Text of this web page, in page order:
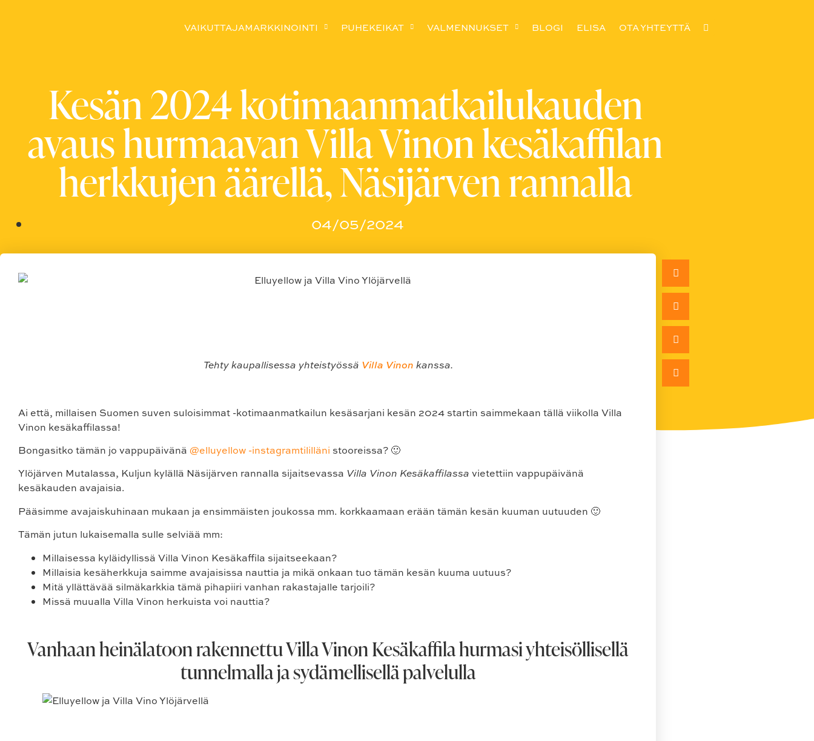
VAIKUTTAJAMARKKINOINTI PUHEKEIKAT VALMENNUKSET BLOGI ELISA OTA YHTEYTTÄ
Kesän 2024 kotimaanmatkailukauden
avaus hurmaavan Villa Vinon kesäkaffilan
herkkujen äärellä, Näsijärven rannalla
04/05/2024
Tehty kaupallisessa yhteistyössä Villa Vinon kanssa.
Ai että, millaisen Suomen suven suloisimmat -kotimaanmatkailun kesäsarjani kesän 2024 startin saimmekaan tällä viikolla Villa
Vinon kesäkaffilassa!
Bongasitko tämän jo vappupäivänä @elluyellow -instagramtililläni stooreissa? 🙂
Ylöjärven Mutalassa, Kuljun kylällä Näsijärven rannalla sijaitsevassa Villa Vinon Kesäkaffilassa vietettiin vappupäivänä
kesäkauden avajaisia.
Pääsimme avajaiskuhinaan mukaan ja ensimmäisten joukossa mm. korkkaamaan erään tämän kesän kuuman uutuuden 🙂
Tämän jutun lukaisemalla sulle selviää mm:
Millaisessa kyläidyllissä Villa Vinon Kesäkaffila sijaitseekaan?
Millaisia kesäherkkuja saimme avajaisissa nauttia ja mikä onkaan tuo tämän kesän kuuma uutuus?
Mitä yllättävää silmäkarkkia tämä pihapiiri vanhan rakastajalle tarjoili?
Missä muualla Villa Vinon herkuista voi nauttia?
Vanhaan heinälatoon rakennettu Villa Vinon Kesäkaffila hurmasi yhteisöllisellä
tunnelmalla ja sydämellisellä palvelulla